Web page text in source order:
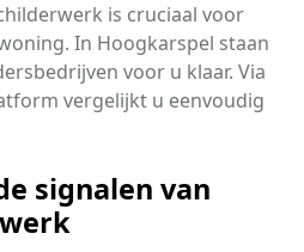
is cruciaal voor
In Hoogkarspel staan
voor u klaar. Via
vergelijkt u eenvoudig
signalen van